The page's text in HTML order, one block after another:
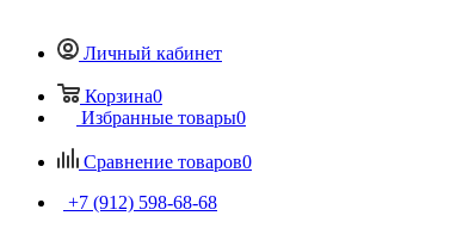
Личный кабинет
Корзина0
Избранные товары0
Сравнение товаров0
+7 (912) 598-68-68